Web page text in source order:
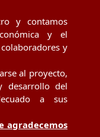
y contamos
y el
y
al proyecto,
desarrollo del
a sus
agradecemos